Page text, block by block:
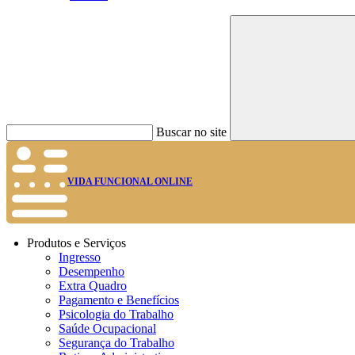
Buscar no site
VIDA FUNCIONAL ONLINE
Produtos e Serviços
Ingresso
Desempenho
Extra Quadro
Pagamento e Benefícios
Psicologia do Trabalho
Saúde Ocupacional
Segurança do Trabalho